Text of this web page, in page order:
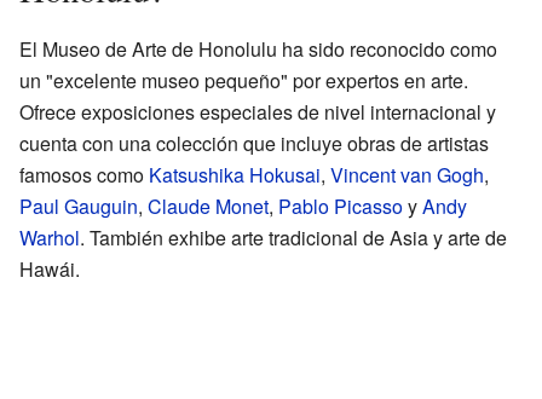
El Museo de Arte de Honolulu ha sido reconocido como
un "excelente museo pequeño" por expertos en arte.
Ofrece exposiciones especiales de nivel internacional y
cuenta con una colección que incluye obras de artistas
famosos como Katsushika Hokusai, Vincent van Gogh,
Paul Gauguin, Claude Monet, Pablo PicassoyAndy
Warhol. También exhibe arte tradicional de Asia y arte de
Hawái.